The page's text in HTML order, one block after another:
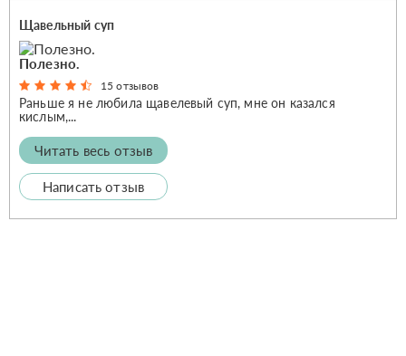
Щавельный суп
Полезно.
15 отзывов
Раньше я не любила щавелевый суп, мне он казался
кислым,...
Читать весь отзыв
Написать отзыв